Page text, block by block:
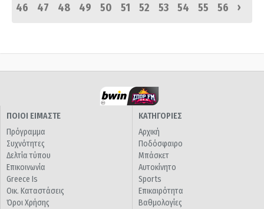
46
47 48 49 50 51 52 53 54 55 56 ›
ΠΟΙΟΙ ΕΙΜΑΣΤΕ
Πρόγραμμα
Συχνότητες
Δελτία τύπου
Επικοινωνία
Greece Is
Οικ. Καταστάσεις
Όροι Χρήσης
ΚΑΤΗΓΟΡΙΕΣ
Αρχική
Ποδόσφαιρο
Μπάσκετ
Αυτοκίνητο
Sports
Επικαιρότητα
Βαθμολογίες